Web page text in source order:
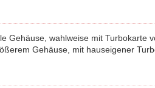
Gehäuse, wahlweise mit Turbokarte
Gehäuse, mit hauseigener